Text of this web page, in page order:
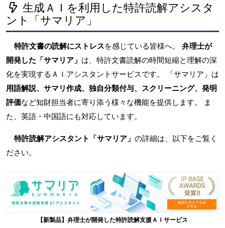
生成ＡＩを利用した特許読解アシスタ
ント「サマリア」
特許文書の読解にストレスを感じている皆様へ。 弁理士が
開発した「サマリア」 は、特許文書読解の時間短縮と理解の深
化を実現するＡＩアシスタントサービスです。 「サマリア」は
用語解説、サマリ作成、独自分類付与、スクリーニング、発明
評価など知財担当者に寄り添う様々な機能を提供します。 ま
た、英語・中国語にも対応しています。
特許読解アシスタント「サマリア」 の詳細は、以下をご覧く
ださい。
【新製品】弁理士が開発した特許読解支援ＡＩサービス